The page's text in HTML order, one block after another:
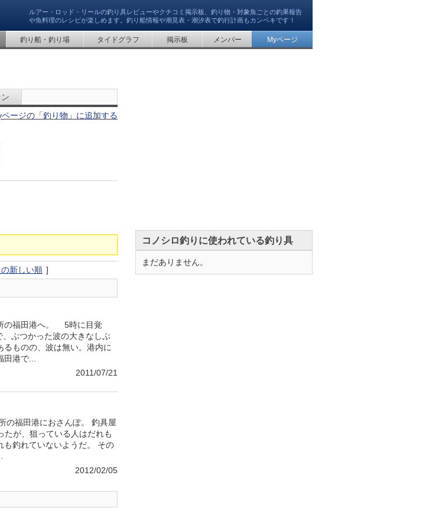
ルアー・ロッド・リールの釣り具レビューやクチコミ掲示板、釣り物・対象魚ごとの釣果報告
や魚料理のレシピが楽しめます。釣り船情報や潮見表・潮汐表で釣行計画もカンペキです！
釣り船・釣り場 タイドグラフ 掲示板 メンバー Myページ
ページの「釣り物」に追加する
新しい順 ]
の福田港へ。 5時に目覚
ぶつかった波の大きなしぶ
ものの、波は無い。港内に
港で...
2011/07/21
の福田港におさんぽ。 釣具屋
が、狙っている人はだれも
も釣れていないようだ。 その
2012/02/05
コノシロ釣りに使われている釣り具
まだありません。